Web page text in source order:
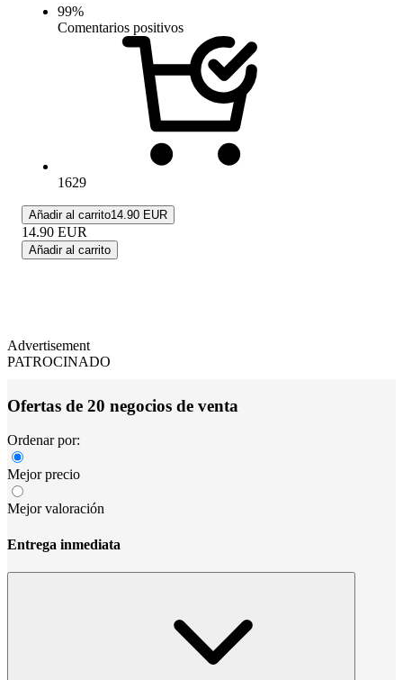
99%
Comentarios positivos
1629
Añadir al carrito14.90 EUR
14.90 EUR
Añadir al carrito
Advertisement
PATROCINADO
Ofertas de 20 negocios de venta
Ordenar por:
Mejor precio
Mejor valoración
Entrega inmediata